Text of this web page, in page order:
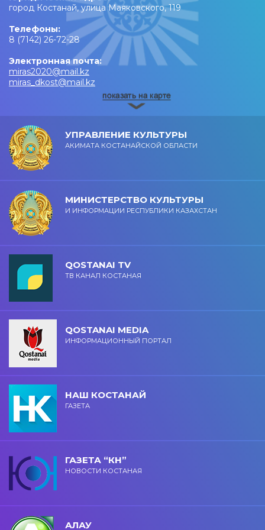
город Костанай, улица Маяковского, 119
Телефоны:
8 (7142) 26-72-28
Электронная почта:
miras2020@mail.kz
miras_dkost@mail.kz
УПРАВЛЕНИЕ КУЛЬТУРЫ
АКИМАТА КОСТАНАЙСКОЙ ОБЛАСТИ
МИНИСТЕРСТВО КУЛЬТУРЫ
И ИНФОРМАЦИИ РЕСПУБЛИКИ КАЗАХСТАН
QOSTANAI TV
ТВ КАНАЛ КОСТАНАЯ
QOSTANAI MEDIA
ИНФОРМАЦИОННЫЙ ПОРТАЛ
НАШ КОСТАНАЙ
ГАЗЕТА
ГАЗЕТА “КН”
НОВОСТИ КОСТАНАЯ
АЛАУ